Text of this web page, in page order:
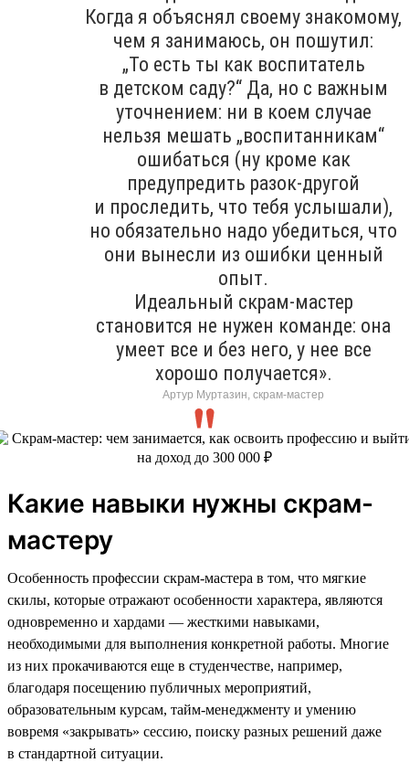
Когда я объяснял своему знакомому,
чем я занимаюсь, он пошутил:
„То есть ты как воспитатель
в детском саду?“ Да, но с важным
уточнением: ни в коем случае
нельзя мешать „воспитанникам“
ошибаться (ну кроме как
предупредить разок-другой
и проследить, что тебя услышали),
но обязательно надо убедиться, что
они вынесли из ошибки ценный
опыт.
Идеальный скрам-мастер
становится не нужен команде: она
умеет все и без него, у нее все
хорошо получается».
Артур Муртазин, скрам-мастер
Какие навыки нужны скрам-
мастеру
Особенность профессии скрам-мастера в том, что мягкие
скилы, которые отражают особенности характера, являются
одновременно и хардами — жесткими навыками,
необходимыми для выполнения конкретной работы. Многие
из них прокачиваются еще в студенчестве, например,
благодаря посещению публичных мероприятий,
образовательным курсам, тайм-менеджменту и умению
вовремя «закрывать» сессию, поиску разных решений даже
в стандартной ситуации.